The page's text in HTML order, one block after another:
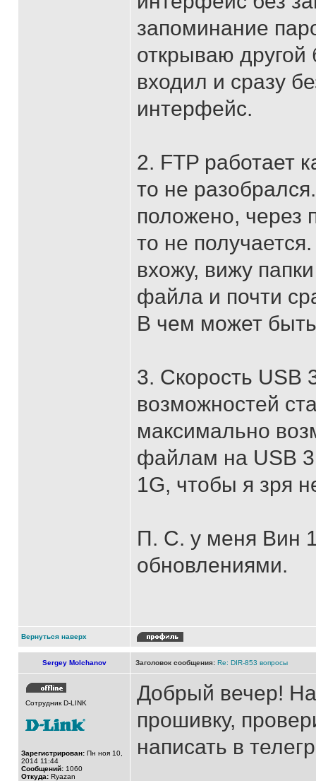
запоминание
открываю другой
входил и сразу
интерфейс.
2. FTP работает
то не
положено, через
то не
вхожу, вижу
файла и почти
В чем может
3. Скорость USB
возможностей
максимально
файлам на USB
1G, чтобы я зря
П. С. у меня Вин
обновлениями.
Вернуться наверх
Sergey Molchanov Заголовок сообщения: Re: DIR-853 вопросы
Сотрудник D-LINK
Зарегистрирован: Пн ноя 10,
2014 11:44
Сообщений: 1060
Откуда: Ryazan
Добрый вечер!
прошивку,
написать в